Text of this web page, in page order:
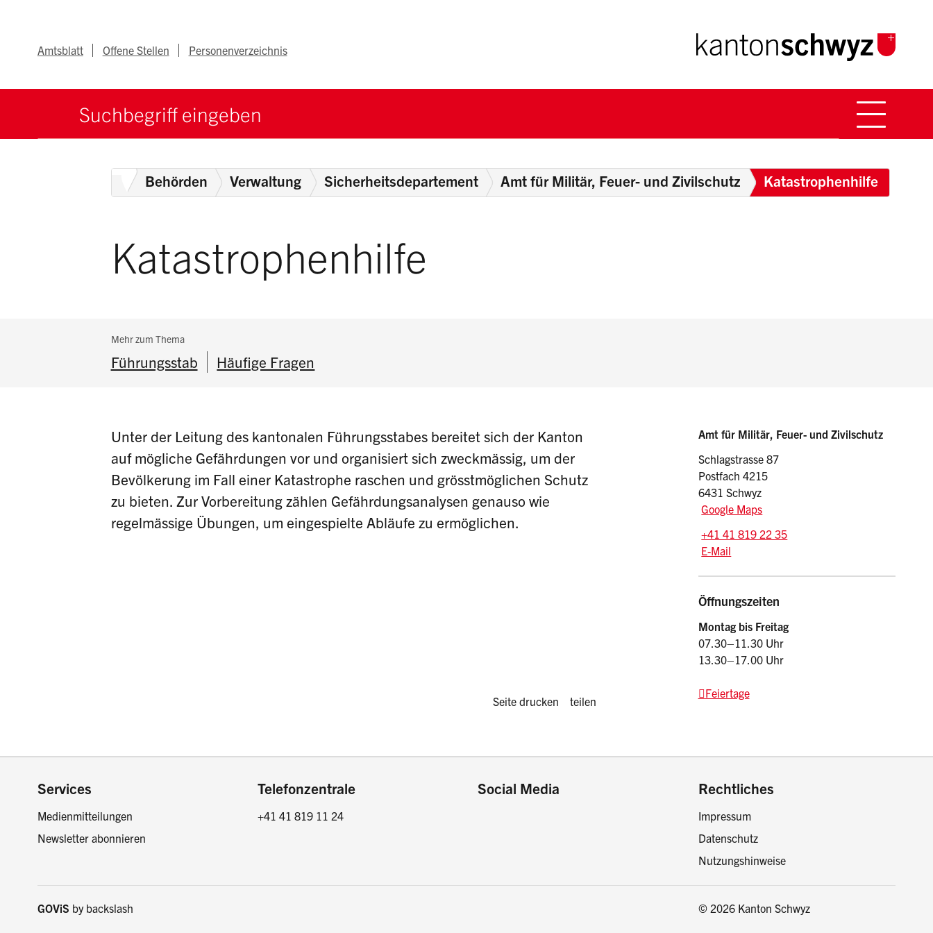
Metanav
Amtsblatt Offene Stellen Personenverzeichnis
Suchbegriff
Breadcrumb
HomeBehörden Verwaltung Sicherheitsdepartement Amt für Militär, Feuer- und Zivilschutz Katastrophenhilfe
Subnavigation:
Mehr zum Thema
Führungsstab Häufige Fragen
Katastrophenhilfe
Unter der Leitung des kantonalen Führungsstabes bereitet sich der Kanton
auf mögliche Gefährdungen vor und organisiert sich zweckmässig, um der
Bevölkerung im Fall einer Katastrophe raschen und grösstmöglichen Schutz
zu bieten. Zur Vorbereitung zählen Gefährdungsanalysen genauso wie
regelmässige Übungen, um eingespielte Abläufe zu ermöglichen.
Sidebar
Adresse
Amt für Militär, Feuer- und Zivilschutz
Schlagstrasse 87
Postfach 4215
6431 Schwyz
Google Maps
Tel.:
+41 41 819 22 35
E-Mail: amfz
E-Mail
Öffnungszeiten
Montag bis Freitag
07.30–11.30 Uhr
13.30–17.00 Uhr
Feiertage
Diese Seite drucken oder teilen:
Seite drucken teilen
Footer
Services
Medienmitteilungen
Newsletter abonnieren
Telefonzentrale
+41 41 819 11 24
Social Media Rechtliches
Impressum
Datenschutz
Nutzungshinweise
GOViS by backslash © 2026 Kanton Schwyz